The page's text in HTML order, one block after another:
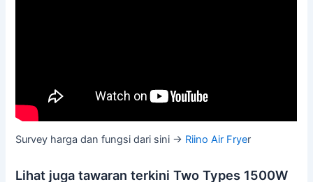
Survey harga dan fungsi dari sini -> Riino Air Fryer
Lihat juga tawaran terkini Two Types 1500W